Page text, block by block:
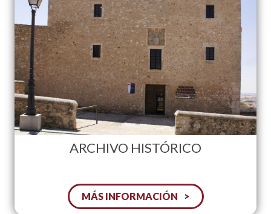
ARCHIVO HISTÓRICO
MÁS INFORMACIÓN